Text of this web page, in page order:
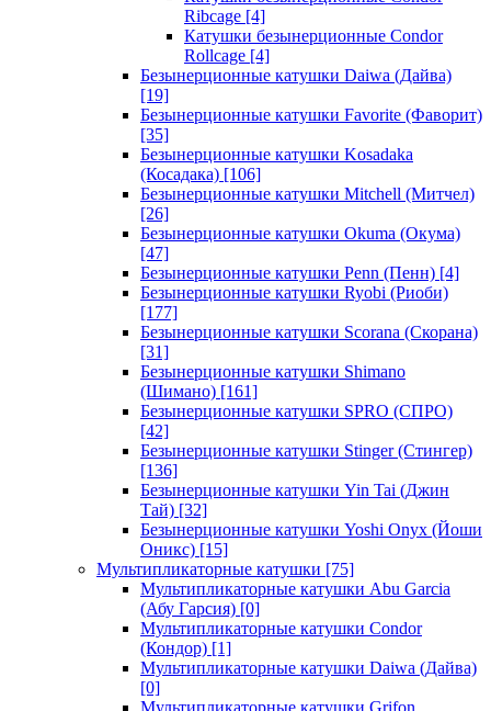
Ribcage [4]
Катушки безынерционные Condor
Rollcage [4]
Безынерционные катушки Daiwa (Дайва)
[19]
Безынерционные катушки Favorite (Фаворит)
[35]
Безынерционные катушки Kosadaka
(Косадака) [106]
Безынерционные катушки Mitchell (Митчел)
[26]
Безынерционные катушки Okuma (Окума)
[47]
Безынерционные катушки Penn (Пенн) [4]
Безынерционные катушки Ryobi (Риоби)
[177]
Безынерционные катушки Scorana (Скорана)
[31]
Безынерционные катушки Shimano
(Шимано) [161]
Безынерционные катушки SPRO (СПРО)
[42]
Безынерционные катушки Stinger (Стингер)
[136]
Безынерционные катушки Yin Tai (Джин
Тай) [32]
Безынерционные катушки Yoshi Onyx (Йоши
Оникс) [15]
Мультипликаторные катушки [75]
Мультипликаторные катушки Abu Garcia
(Абу Гарсия) [0]
Мультипликаторные катушки Condor
(Кондор) [1]
Мультипликаторные катушки Daiwa (Дайва)
[0]